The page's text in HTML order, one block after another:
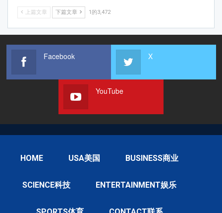
上篇文章 下篇文章 1的3,472
Facebook X
YouTube
HOME USA美国 BUSINESS商业
SCIENCE科技 ENTERTAINMENT娱乐